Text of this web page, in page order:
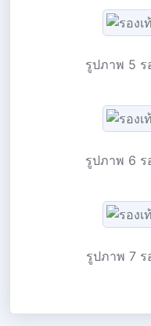
รูปภาพ 5 ร
รูปภาพ 6 ร
รูปภาพ 7 ร